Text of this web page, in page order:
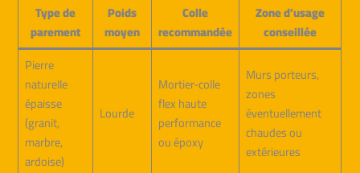
Type de
parement
Poids
moyen
Colle
recommandée
Zone d’usage
conseillée
Pierre
naturelle
épaisse
(granit,
marbre,
ardoise)
Lourde
Mortier-colle
flex haute
performance
ou époxy
Murs porteurs,
zones
éventuellement
chaudes ou
extérieures